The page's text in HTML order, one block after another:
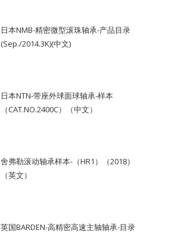
日本NMB-精密微型滚珠轴承-产品目录
(Sep./2014.3K)(中文)
日本NTN-带座外球面球轴承-样本
（CAT.NO.2400C）（中文）
舍弗勒滚动轴承样本-（HR1）（2018）
（英文）
英国BARDEN-高精密高速主轴轴承-目录